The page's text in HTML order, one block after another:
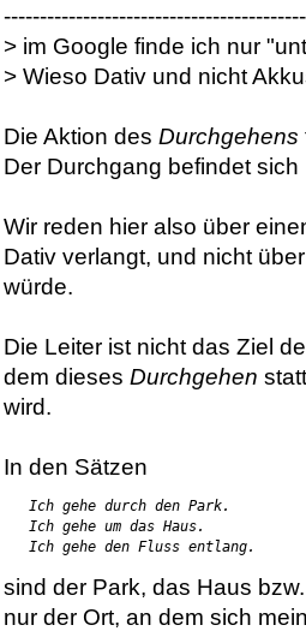
> im Google finde ich nur
> Wieso Dativ und nicht
Die Aktion des Durchgehens
Der Durchgang befindet sich
Wir reden hier also über
Dativ verlangt, und nicht
würde.
Die Leiter ist nicht das Ziel
dem dieses Durchgehen
wird.
In den Sätzen
Ich gehe durch den Park.
Ich gehe um das Haus.
Ich gehe den Fluss entlang.
sind der Park, das Haus
nur der Ort, an dem sich